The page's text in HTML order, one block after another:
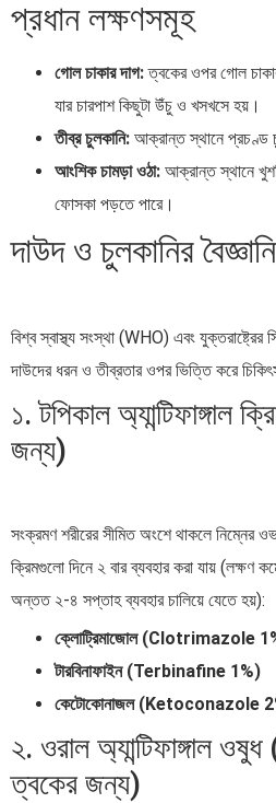
প্রধান লক্ষণসমূহ
গোল চাকার দাগ:ত্বকের ওপর গোল
যার চারপাশ কিছুটা উঁচু ও খসখসে হয়।
তীব্র চুলকানি: আক্রান্ত স্থানে প্রচণ্ড
আংশিক চামড়া ওঠা: আক্রান্ত স্থানে
ফোসকা পড়তে পারে।
দাউদ ও চুলকানির
বিশ্ব স্বাস্থ্য সংস্থা (WHO) এবং যুক্তরাষ্ট্রের
দাউদের ধরন ও তীব্রতার ওপর ভিত্তি করে
১. টপিকাল অ্যান্টিফাঙ্গাল
জন্য)
সংক্রমণ শরীরের সীমিত অংশে থাকলে নিম্নের
ক্রিমগুলো দিনে ২ বার ব্যবহার করা যায় (লক্ষণ
অন্তত ২-৪ সপ্তাহ ব্যবহার চালিয়ে যেতে হয়):
ক্লোট্রিমাজোল (Clotrimazole
টারবিনাফাইন (Terbinafine 1%)
কেটোকোনাজল (Ketoconazole
২. ওরাল অ্যান্টিফাঙ্গাল
ত্বকের জন্য)